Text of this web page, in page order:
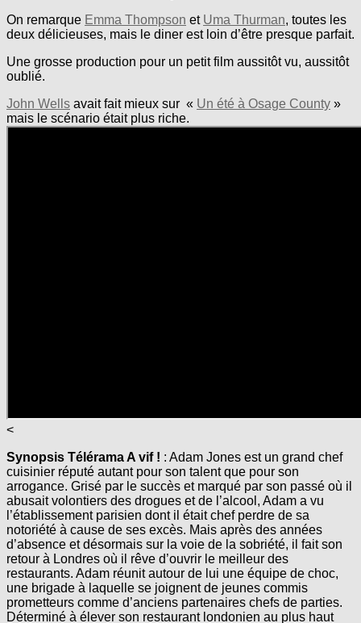
On remarque Emma Thompson et Uma Thurman, toutes les
deux délicieuses, mais le diner est loin d’être presque parfait.
Une grosse production pour un petit film aussitôt vu, aussitôt
oublié.
John Wells avait fait mieux sur « Un été à Osage County »
mais le scénario était plus riche.
<
Synopsis Télérama A vif ! : Adam Jones est un grand chef
cuisinier réputé autant pour son talent que pour son
arrogance. Grisé par le succès et marqué par son passé où il
abusait volontiers des drogues et de l’alcool, Adam a vu
l’établissement parisien dont il était chef perdre de sa
notoriété à cause de ses excès. Mais après des années
d’absence et désormais sur la voie de la sobriété, il fait son
retour à Londres où il rêve d’ouvrir le meilleur des
restaurants. Adam réunit autour de lui une équipe de choc,
une brigade à laquelle se joignent de jeunes commis
prometteurs comme d’anciens partenaires chefs de parties.
Déterminé à élever son restaurant londonien au plus haut